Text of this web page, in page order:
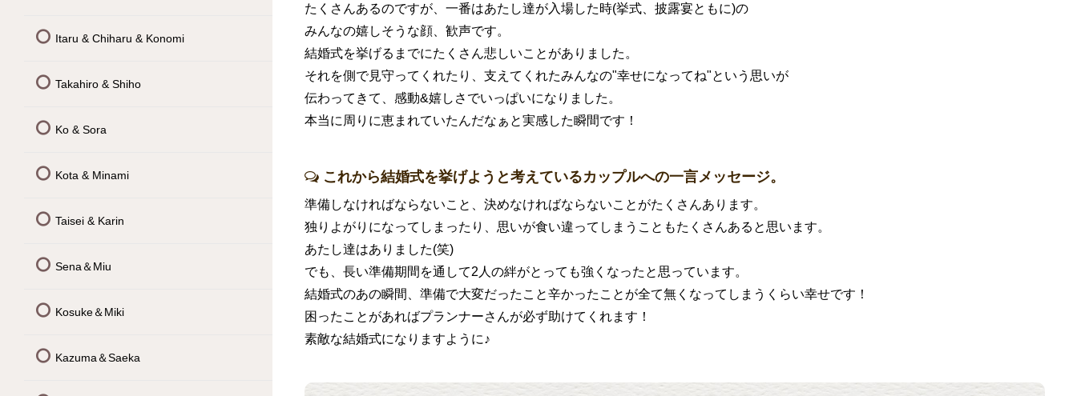
たくさんあるのですが、一番はあたし達が入場した時(挙式、披露宴ともに)の
みんなの嬉しそうな顔、歓声です。
結婚式を挙げるまでにたくさん悲しいことがありました。
それを側で見守ってくれたり、支えてくれたみんなの"幸せになってね"という思いが
伝わってきて、感動&嬉しさでいっぱいになりました。
本当に周りに恵まれていたんだなぁと実感した瞬間です！
これから結婚式を挙げようと考えているカップルへの一言メッセージ。
準備しなければならないこと、決めなければならないことがたくさんあります。
独りよがりになってしまったり、思いが食い違ってしまうこともたくさんあると思います。
あたし達はありました(笑)
でも、長い準備期間を通して2人の絆がとっても強くなったと思っています。
結婚式のあの瞬間、準備で大変だったこと辛かったことが全て無くなってしまうくらい幸せです！
困ったことがあればプランナーさんが必ず助けてくれます！
素敵な結婚式になりますように♪
Itaru & Chiharu & Konomi
Takahiro & Shiho
Ko & Sora
Kota & Minami
Taisei & Karin
Sena＆Miu
Kosuke＆Miki
Kazuma＆Saeka